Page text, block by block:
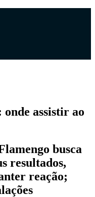
assistir ao
busca
resultados,
reação;